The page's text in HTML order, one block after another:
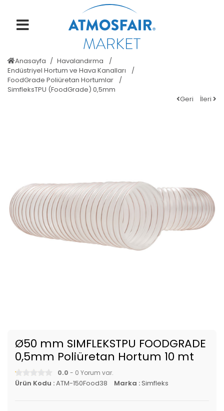
Anasayfa
Havalandırma
Endüstriyel Hortum ve Hava Kanalları
FoodGrade Poliüretan Hortumlar
SimfleksTPU (FoodGrade) 0,5mm
Geri
İleri
Ø50 mm SIMFLEKSTPU FOODGRADE
0,5mm Poliüretan Hortum 10 mt
0.0 - 0 Yorum var.
Ürün Kodu :ATM-150Food38 Marka :Simfleks